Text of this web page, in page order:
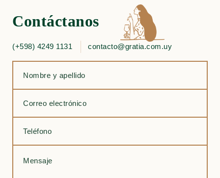
Contáctanos
(+598) 4249 1131 contacto@gratia.com.uy